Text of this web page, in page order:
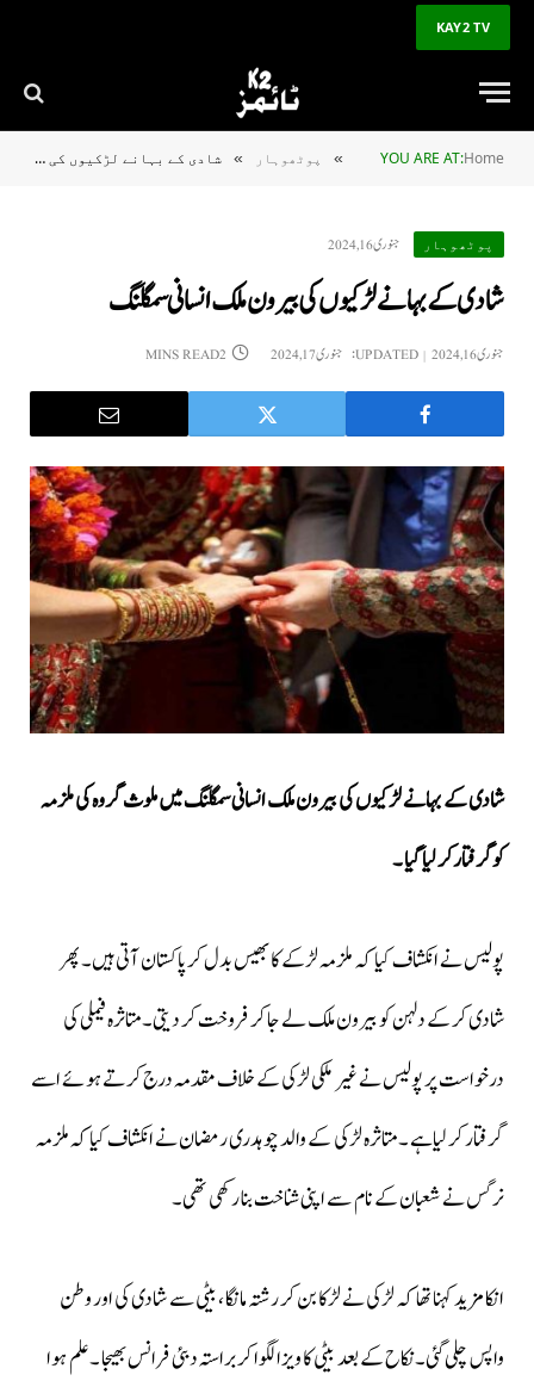
KAY2 TV
YOU ARE AT:Home
» پوٹھوہار » شادی کے بہانے لڑکیوں کی بیرون ملک انسانی سمگلنگ
پوٹھوہار جنوری 16, 2024
شادی کے بہانے لڑکیوں کی بیرون ملک انسانی سمگلنگ
جنوری 16, 2024 UPDATED: جنوری 17, 2024 2 MINS READ
شادی کے بہانے لڑکیوں کی بیرون ملک انسانی سمگلنگ میں ملوث گروہ کی ملزمہ
کوگرفتارکر لیا گیا ۔
پولیس نے انکشاف کیا کہ ملزمہ لڑکے کا بھیس بدل کر پاکستان آتی ہیں۔ پھر
شادی کر کے دلہن کو بیرون ملک لے جا کر فروخت کر دیتی۔متاثرہ فیملی کی
درخواست پر پولیس نے غیر ملکی لڑکی کے خلاف مقدمہ درج کر تے ہوئے اسے
گرفتار کر لیاہے ۔متاثرہ لڑکی کے والد چوہدری رمضان نے انکشاف کیا کہ ملزمہ
نرگس نے شعبان کے نام سے اپنی شناخت بنا رکھی تھی۔
انکا مزید کہنا تھا کہ لڑکی نے لڑکا بن کر رشتہ مانگا ، بیٹی سے شادی کی اور وطن
واپس چلی گئی۔نکاح کے بعد بیٹی کا ویزا لگوا کر براستہ دبئی فرانس بھیجا ۔علم ہوا